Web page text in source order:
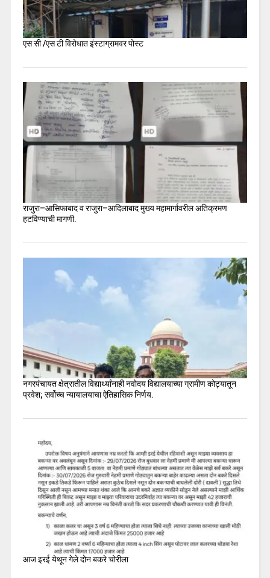
एस सी /एस टी विरोधात इंस्टाग्रामवर पोस्ट
राजुरा–आसिफाबाद व राजुरा–आदिलाबाद मुख्य महामार्गावरील अतिक्रमण
हटविण्याची मागणी.
नगरपंचायत क्षेत्रातील विद्यार्थ्यांनाही नवोदय विद्यालयाच्या ग्रामीण कोट्यातून
प्रवेश; सर्वोच्च न्यायालयाचा ऐतिहासिक निर्णय.
आज इरई येथून गेले दोन बकरे चोरीला